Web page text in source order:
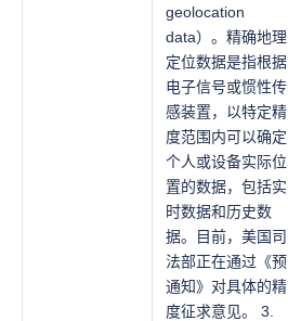
geolocation
data）。精确地理
定位数据是指根据
电子信号或惯性传
感装置，以特定精
度范围内可以确定
个人或设备实际位
置的数据，包括实
时数据和历史数
据。目前，美国司
法部正在通过《预
通知》对具体的精
度征求意见。 3.